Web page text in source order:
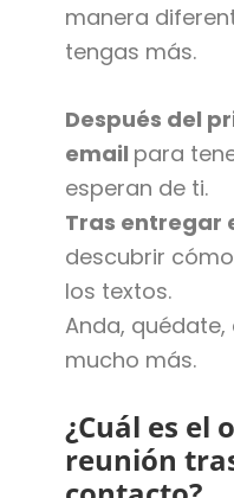
manera
tengas más.
Después del
email para
esperan de ti.
Tras entregar
descubrir
los textos.
Anda,
mucho más.
¿Cuál es el
reunión